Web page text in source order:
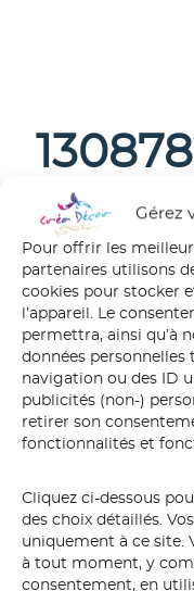
Gérez
Pour offrir les
partenaires utilisons
cookies pour stocker
l’appareil. Le
permettra, ainsi qu’à
données
navigation ou des ID
publicités (non-)
retirer son
fonctionnalités et
Cliquez ci-dessous
des choix détaillés.
uniquement à ce site.
à tout moment, y
consentement, en